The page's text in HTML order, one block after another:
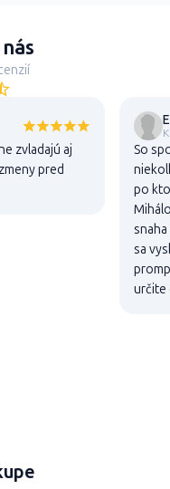
zvladajú aj
pred
So
po
sa
určite